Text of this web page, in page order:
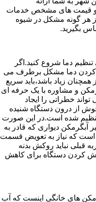
و قیمت های مشخص خدمات
هر گونه مشکل در شیوه
بگیرید.
دما شروع کنید.اگر
کردن دما مشکل برطرف می
زیاد باشد،باید سریع
و مشاوره با یک حرفه ای
خطراتی را ایجاد
از درون دستگاه شنیده
تنظیم شده است.در این صورت
آبگرمکن دیواری که قادر به
که نیاز به تعویض قسمت
قبلی نباید روکش بدنه
کردن دستگاه برای کاهش
های خانگی اینست که آب